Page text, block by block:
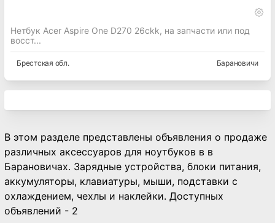
Нетбук Acer Aspire One D270 26ckk, на запчасти или под
восст...
Брестская обл. Барановичи
В этом разделе представлены объявления о продаже
различных аксессуаров для ноутбуков в в
Барановичах. Зарядные устройства, блоки питания,
аккумуляторы, клавиатуры, мыши, подставки с
охлаждением, чехлы и наклейки. Доступных
объявлений - 2